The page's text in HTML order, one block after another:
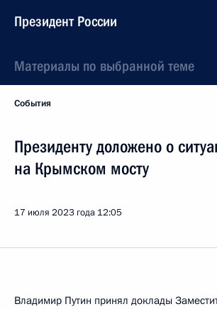
Президент России
Материалы по выбранной теме
События
Президенту доложено о
на Крымском мосту
17 июля 2023 года 12:05
Владимир Путин принял доклады